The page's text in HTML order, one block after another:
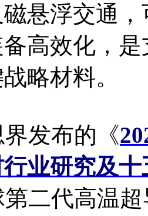
悬浮交通
高效化，
略材料。
发布的《
业研究及
第二代高温